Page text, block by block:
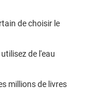
de choisir le
de l'eau
millions de livres